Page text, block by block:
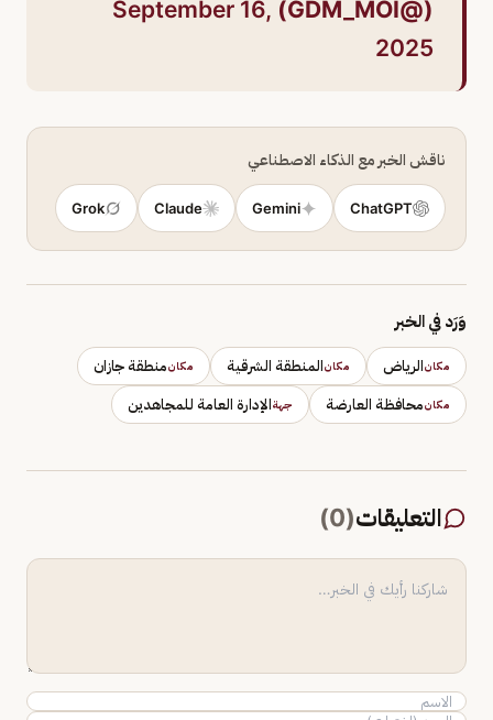
(@GDM_MOI)
September 16,
2025
ناقش الخبر مع الذكاء الاصطناعي
ChatGPT
Gemini
Claude
Grok
وَرَد في الخبر
مكانالرياض مكانالمنطقة الشرقية مكانمنطقة جازان
مكانمحافظة العارضة جهةالإدارة العامة للمجاهدين
التعليقات(
0
)